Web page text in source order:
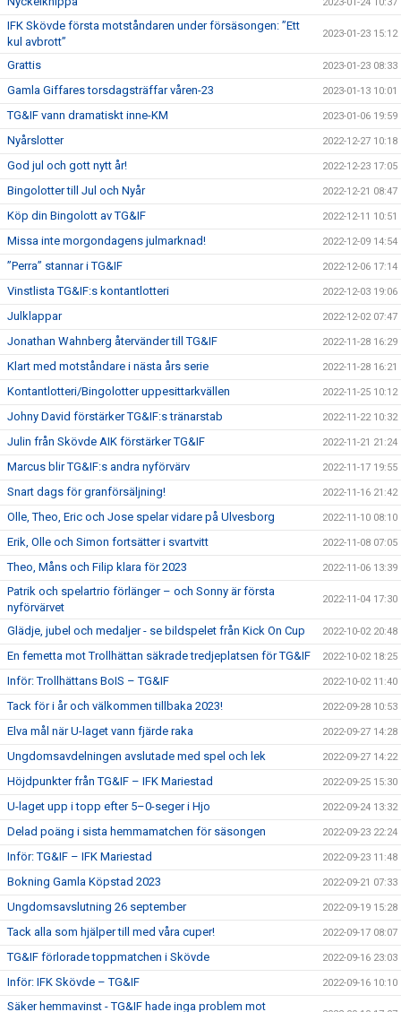
IFK Skövde första motståndaren under försäsongen: ”Ett
kul avbrott”
2023-01-23 15:12
Grattis 2023-01-23 08:33
Gamla Giffares torsdagsträffar våren-23 2023-01-13 10:01
TG&IF vann dramatiskt inne-KM 2023-01-06 19:59
Nyårslotter 2022-12-27 10:18
God jul och gott nytt år! 2022-12-23 17:05
Bingolotter till Jul och Nyår 2022-12-21 08:47
Köp din Bingolott av TG&IF 2022-12-11 10:51
Missa inte morgondagens julmarknad! 2022-12-09 14:54
”Perra” stannar i TG&IF 2022-12-06 17:14
Vinstlista TG&IF:s kontantlotteri 2022-12-03 19:06
Julklappar 2022-12-02 07:47
Jonathan Wahnberg återvänder till TG&IF 2022-11-28 16:29
Klart med motståndare i nästa års serie 2022-11-28 16:21
Kontantlotteri/Bingolotter uppesittarkvällen 2022-11-25 10:12
Johny David förstärker TG&IF:s tränarstab 2022-11-22 10:32
Julin från Skövde AIK förstärker TG&IF 2022-11-21 21:24
Marcus blir TG&IF:s andra nyförvärv 2022-11-17 19:55
Snart dags för granförsäljning! 2022-11-16 21:42
Olle, Theo, Eric och Jose spelar vidare på Ulvesborg 2022-11-10 08:10
Erik, Olle och Simon fortsätter i svartvitt 2022-11-08 07:05
Theo, Måns och Filip klara för 2023 2022-11-06 13:39
Patrik och spelartrio förlänger – och Sonny är första
nyförvärvet
2022-11-04 17:30
Glädje, jubel och medaljer - se bildspelet från Kick On Cup 2022-10-02 20:48
En femetta mot Trollhättan säkrade tredjeplatsen för TG&IF 2022-10-02 18:25
Inför: Trollhättans BoIS – TG&IF 2022-10-02 11:40
Tack för i år och välkommen tillbaka 2023! 2022-09-28 10:53
Elva mål när U-laget vann fjärde raka 2022-09-27 14:28
Ungdomsavdelningen avslutade med spel och lek 2022-09-27 14:22
Höjdpunkter från TG&IF – IFK Mariestad 2022-09-25 15:30
U-laget upp i topp efter 5–0-seger i Hjo 2022-09-24 13:32
Delad poäng i sista hemmamatchen för säsongen 2022-09-23 22:24
Inför: TG&IF – IFK Mariestad 2022-09-23 11:48
Bokning Gamla Köpstad 2023 2022-09-21 07:33
Ungdomsavslutning 26 september 2022-09-19 15:28
Tack alla som hjälper till med våra cuper! 2022-09-17 08:07
TG&IF förlorade toppmatchen i Skövde 2022-09-16 23:03
Inför: IFK Skövde – TG&IF 2022-09-16 10:10
Säker hemmavinst - TG&IF hade inga problem mot